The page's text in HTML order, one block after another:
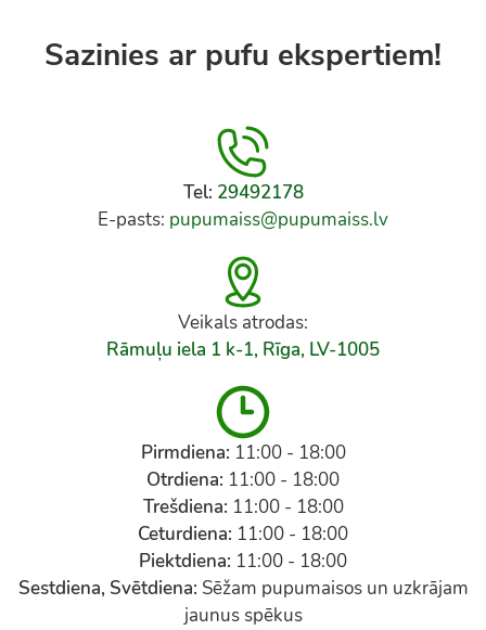
Sazinies ar pufu ekspertiem!
Tel: 29492178
E-pasts: pupumaiss@pupumaiss.lv
Veikals atrodas:
Rāmuļu iela 1 k-1, Rīga, LV-1005
Pirmdiena: 11:00 - 18:00
Otrdiena: 11:00 - 18:00
Trešdiena: 11:00 - 18:00
Ceturdiena: 11:00 - 18:00
Piektdiena: 11:00 - 18:00
Sestdiena, Svētdiena: Sēžam pupumaisos un uzkrājam
jaunus spēkus